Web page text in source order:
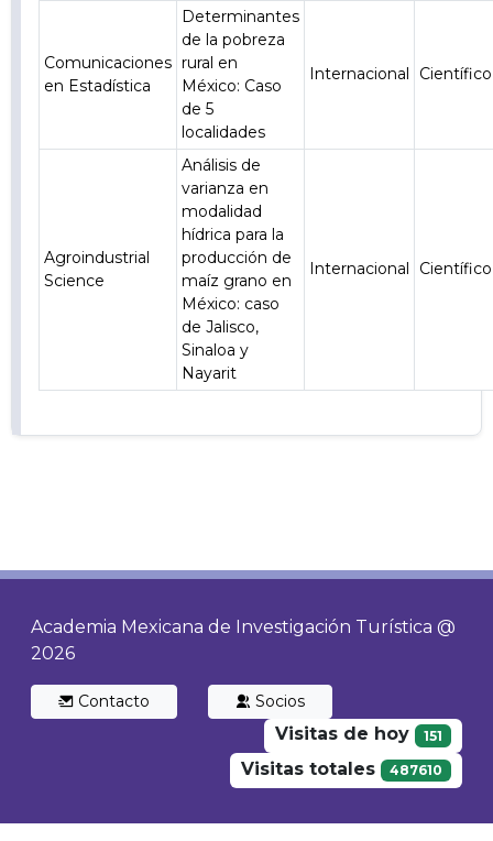
Comunicaciones
en Estadística
Determinantes
de la pobreza
rural en
México: Caso
de 5
localidades
Internacional Científico
Agroindustrial
Science
Análisis de
varianza en
modalidad
hídrica para la
producción de
maíz grano en
México: caso
de Jalisco,
Sinaloa y
Nayarit
Internacional Científico
Academia Mexicana de Investigación Turística @
2026
Contacto Socios
Visitas de hoy 151
Visitas totales 487610